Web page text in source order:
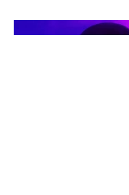
experiencia del
familias, además de